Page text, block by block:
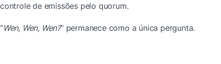
controle de emissões pelo quorum.
“Wen, Wen, Wen?” permanece como a única pergunta.